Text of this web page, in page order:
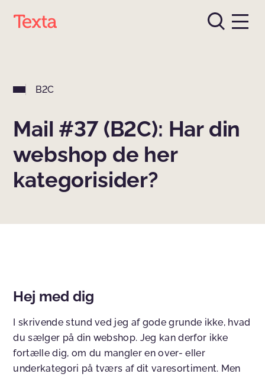
B2C
Mail #37 (B2C): Har din
webshop de her
kategorisider?
Hej med dig
I skrivende stund ved jeg af gode grunde ikke, hvad
du sælger på din webshop. Jeg kan derfor ikke
fortælle dig, om du mangler en over- eller
underkategori på tværs af dit varesortiment. Men